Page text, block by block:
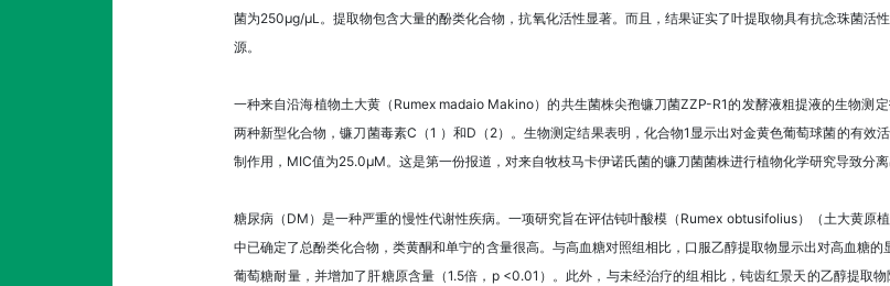
菌为250μg/μL。提取物包含大量的酚类化合物，抗氧化活性显著。而且，结果证实了叶提取物具有抗念珠菌活
源。
一种来自沿海植物土大黄（Rumex madaio Makino）的共生菌株尖孢镰刀菌ZZP-R1的发酵液粗提液的生物测
两种新型化合物，镰刀菌毒素C（1 ）和D（2）。生物测定结果表明，化合物1显示出对金黄色葡萄球菌的有效
制作用，MIC值为25.0μM。这是第一份报道，对来自牧枝马卡伊诺氏菌的镰刀菌菌株进行植物化学研究导致分离
糖尿病（DM）是一种严重的慢性代谢性疾病。一项研究旨在评估钝叶酸模（Rumex obtusifolius）（土大黄原
中已确定了总酚类化合物，类黄酮和单宁的含量很高。与高血糖对照组相比，口服乙醇提取物显示出对高血糖
葡萄糖耐量，并增加了肝糖原含量（1.5倍，p <0.01）。此外，与未经治疗的组相比，钝齿红景天的乙醇提取